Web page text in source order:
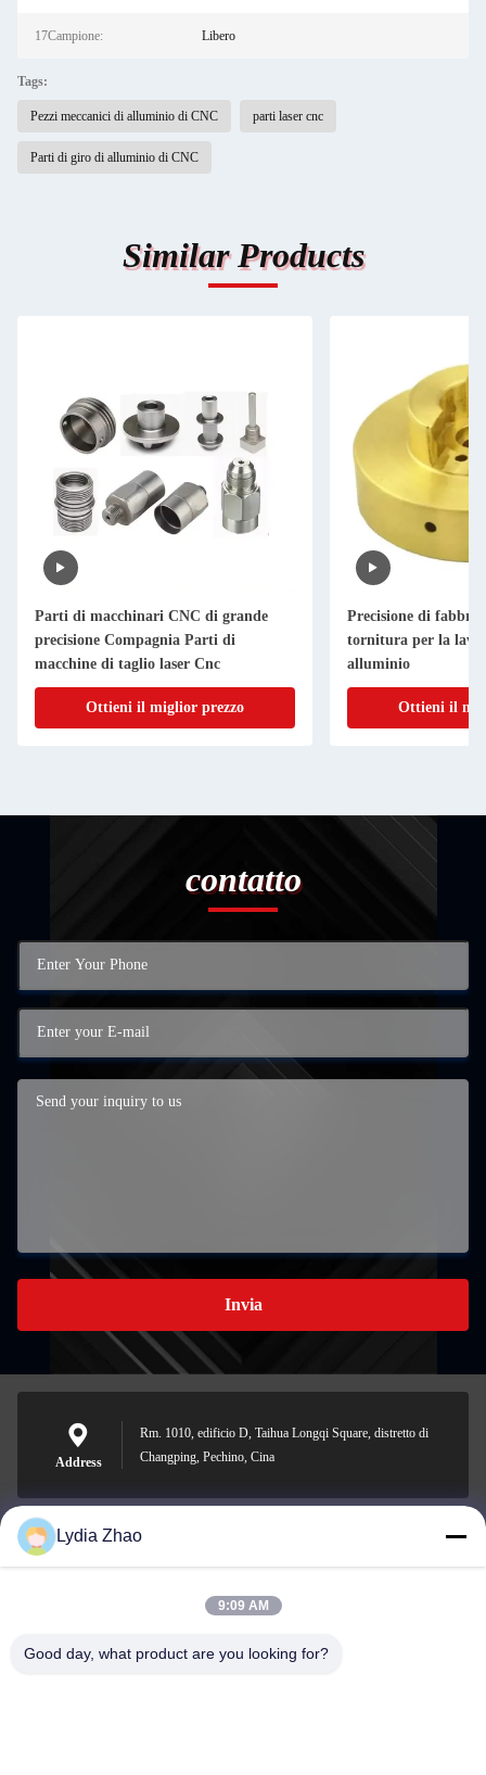
17Campione: Libero
Tags:
Pezzi meccanici di alluminio di CNC parti laser cnc
Parti di giro di alluminio di CNC
Similar Products
Parti di macchinari CNC di grande
precisione Compagnia Parti di
macchine di taglio laser Cnc
Ottieni il miglior prezzo
Precisione di
tornitura per la
alluminio
Ottieni il
contatto
Invia
Address
Rm. 1010, edificio D, Taihua Longqi Square, distretto di
Changping, Pechino, Cina
jesingd@vip.sina.com
Lydia Zhao
9:09 AM
Good day, what product are you looking for?